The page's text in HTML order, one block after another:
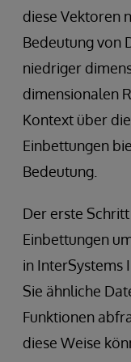
diese Vektoren
Bedeutung von
niedriger
dimensionalen
Kontext über
Einbettungen
Bedeutung.
Der erste
Einbettungen
in InterSystems
Sie ähnliche
Funktionen
diese Weise